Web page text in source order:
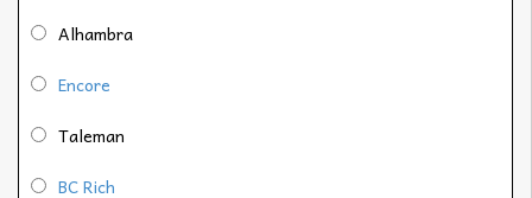
Alhambra
Encore
Taleman
BC Rich